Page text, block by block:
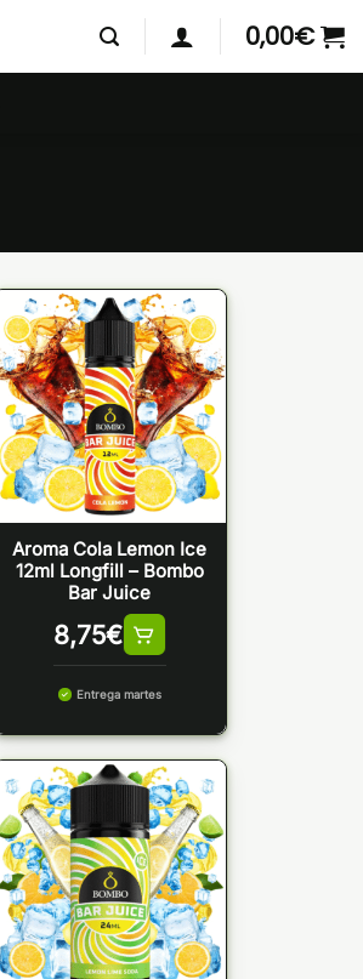
0,00€
Aroma Cola Lemon Ice
12ml Longfill – Bombo
Bar Juice
8,75€
Entrega martes